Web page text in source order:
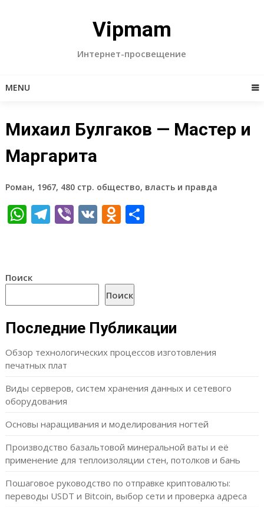
Vipmam
Интернет-просвещение
MENU
Михаил Булгаков — Мастер и
Маргарита
Роман, 1967, 480 стр. общество, власть и правда
WhatsApp
Telegram
Viber
VKOdnoklassniki
Отправить
Поиск
Поиск
Последние Публикации
Обзор технологических процессов изготовления
печатных плат
Виды серверов, систем хранения данных и сетевого
оборудования
Основы наращивания и моделирования ногтей
Производство базальтовой минеральной ваты и её
применение для теплоизоляции стен, потолков и бань
Пошаговое руководство по отправке криптовалюты:
переводы USDT и Bitcoin, выбор сети и проверка адреса